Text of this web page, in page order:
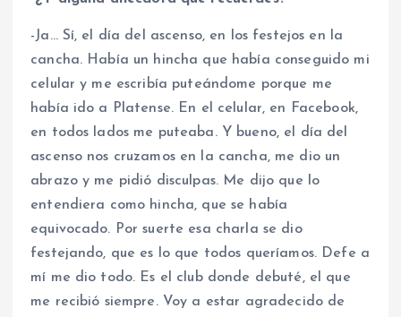
-Ja… Sí, el día del ascenso, en los festejos en la
cancha. Había un hincha que había conseguido mi
celular y me escribía puteándome porque me
había ido a Platense. En el celular, en Facebook,
en todos lados me puteaba. Y bueno, el día del
ascenso nos cruzamos en la cancha, me dio un
abrazo y me pidió disculpas. Me dijo que lo
entendiera como hincha, que se había
equivocado. Por suerte esa charla se dio
festejando, que es lo que todos queríamos. Defe a
mí me dio todo. Es el club donde debuté, el que
me recibió siempre. Voy a estar agradecido de